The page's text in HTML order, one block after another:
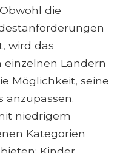
die
wird das
Ländern
Möglichkeit, seine
anzupassen.
niedrigem
Kategorien